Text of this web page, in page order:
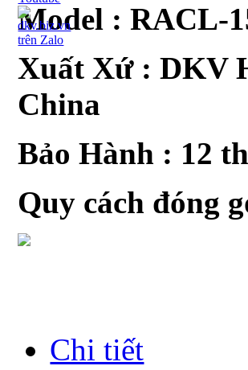
Model :RACL-
Xuất Xứ : DKV
China
Bảo Hành : 12
Quy cách đóng
Chi tiết